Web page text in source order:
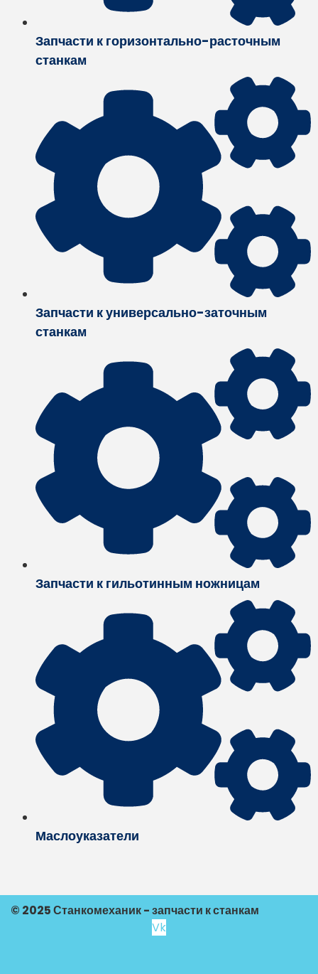
Запчасти к горизонтально-расточным
станкам
Запчасти к универсально-заточным
станкам
Запчасти к гильотинным ножницам
Маслоуказатели
© 2025 Станкомеханик - запчасти к станкам
Vk